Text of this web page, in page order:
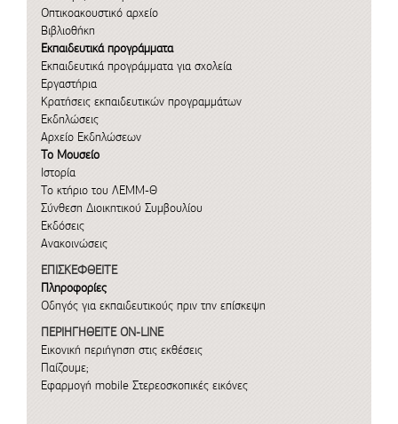
Οπτικοακουστικό αρχείο
Βιβλιοθήκη
Εκπαιδευτικά προγράμματα
Εκπαιδευτικά προγράμματα για σχολεία
Εργαστήρια
Κρατήσεις εκπαιδευτικών προγραμμάτων
Εκδηλώσεις
Αρχείο Εκδηλώσεων
Το Μουσείο
Ιστορία
Το κτήριο του ΛΕΜΜ-Θ
Σύνθεση Διοικητικού Συμβουλίου
Εκδόσεις
Ανακοινώσεις
ΕΠΙΣΚΕΦΘΕΙΤΕ
Πληροφορίες
Οδηγός για εκπαιδευτικούς πριν την επίσκεψη
ΠΕΡΙΗΓΗΘΕΙΤΕ ON-LINE
Εικονική περιήγηση στις εκθέσεις
Παίζουμε;
Εφαρμογή mobile Στερεοσκοπικές εικόνες